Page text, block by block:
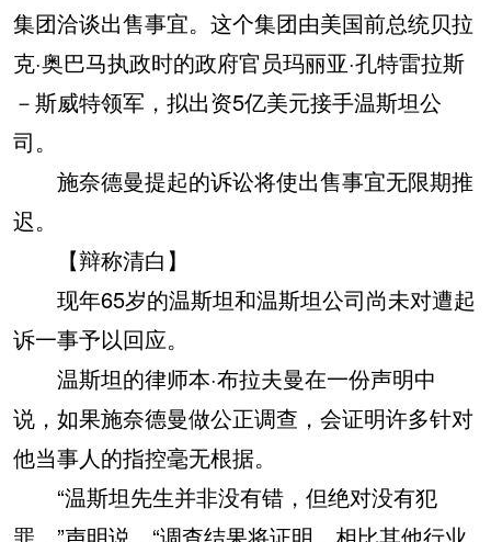
集团洽谈出售事宜。这个集团由美国前总统贝拉
克·奥巴马执政时的政府官员玛丽亚·孔特雷拉斯
－斯威特领军，拟出资5亿美元接手温斯坦公
司。
施奈德曼提起的诉讼将使出售事宜无限期推
迟。
【辩称清白】
现年65岁的温斯坦和温斯坦公司尚未对遭起
诉一事予以回应。
温斯坦的律师本·布拉夫曼在一份声明中
说，如果施奈德曼做公正调查，会证明许多针对
他当事人的指控毫无根据。
“温斯坦先生并非没有错，但绝对没有犯